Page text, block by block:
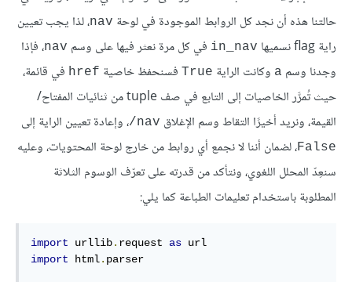
حالتنا هذه أن نجد كل الروابط الموجودة في لوحة nav، لذا يجب تعيين
راية flag نسميها
in_nav في كل مرة نعثر فيها على وسم nav، فإذا
وجدنا وسم a وكانت الراية True فسنحفظ خاصية href في قائمة،
حيث تُمرَّر الخاصيات إلى التابع في صف tuple من ثنائيات المفتاح/
القيمة، ونريد أخيرًا التقاط وسم الإغلاق ‎/nav، وإعادة تعيين الراية إلى
False، لضمان أننا لا نجمع أي روابط من خارج لوحة المحتويات، وعليه
سنعِدّ المحلل اللغوي، ونتأكد من قدرته على تعرّف الوسوم الثلاثة
المطلوبة باستخدام تعليمات الطباعة كما يلي:
import urllib. request as
import html. parser